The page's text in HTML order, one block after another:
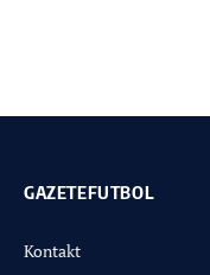
GAZETEFUTBOL
Kontakt